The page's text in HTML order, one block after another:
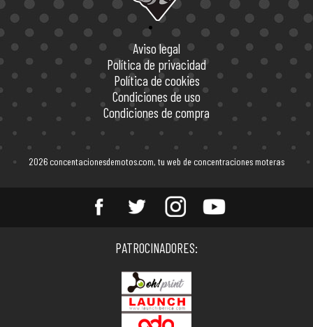
Aviso legal
Política de privacidad
Política de cookies
Condiciones de uso
Condiciones de compra
2026 concentacionesdemotos.com, tu web de concentraciones moteras
PATROCINADORES:
concentraciones de motos en
España